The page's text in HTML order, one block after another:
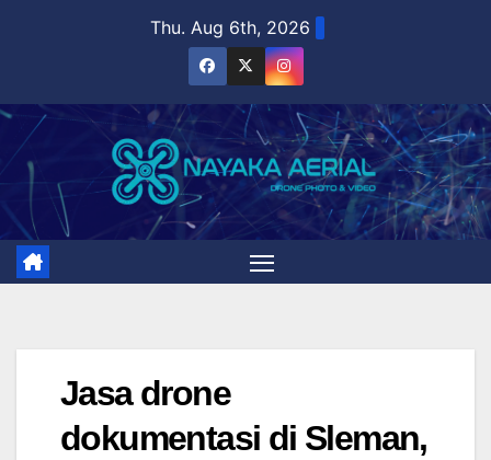
Thu. Aug 6th, 2026
Jasa drone
dokumentasi di Sleman,